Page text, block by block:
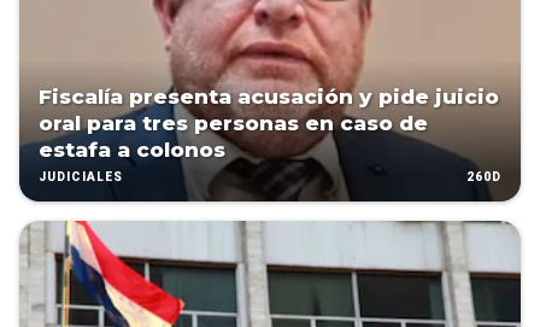
Fiscalía presenta acusación y pide juicio
oral para tres personas en caso de
estafa a colonos
JUDICIALES 260D